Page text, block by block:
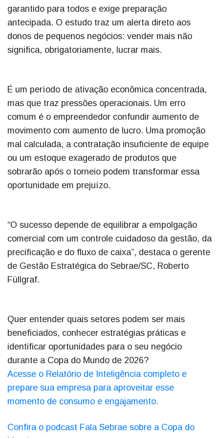
garantido para todos e exige preparação
antecipada. O estudo traz um alerta direto aos
donos de pequenos negócios: vender mais não
significa, obrigatoriamente, lucrar mais.
É um período de ativação econômica concentrada,
mas que traz pressões operacionais. Um erro
comum é o empreendedor confundir aumento de
movimento com aumento de lucro. Uma promoção
mal calculada, a contratação insuficiente de equipe
ou um estoque exagerado de produtos que
sobrarão após o torneio podem transformar essa
oportunidade em prejuízo.
“O sucesso depende de equilibrar a empolgação
comercial com um controle cuidadoso da gestão, da
precificação e do fluxo de caixa”, destaca o gerente
de Gestão Estratégica do Sebrae/SC, Roberto
Füllgraf.
Quer entender quais setores podem ser mais
beneficiados, conhecer estratégias práticas e
identificar oportunidades para o seu negócio
durante a Copa do Mundo de 2026?
Acesse o Relatório de Inteligência completo e
prepare sua empresa para aproveitar esse
momento de consumo e engajamento.
Confira o podcast Fala Sebrae sobre a Copa do